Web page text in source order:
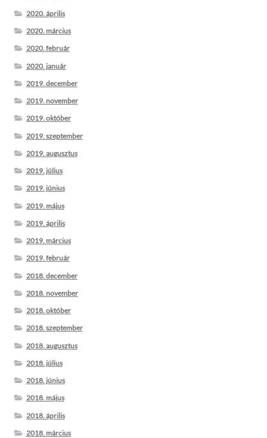
2020. április
2020. március
2020. február
2020. január
2019. december
2019. november
2019. október
2019. szeptember
2019. augusztus
2019. július
2019. június
2019. május
2019. április
2019. március
2019. február
2018. december
2018. november
2018. október
2018. szeptember
2018. augusztus
2018. július
2018. június
2018. május
2018. április
2018. március